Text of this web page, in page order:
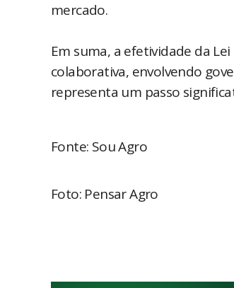
mercado. ​
Em suma, a efetividade da
colaborativa, envolvendo
representa um passo
Fonte: Sou Agro
Foto: Pensar Agro